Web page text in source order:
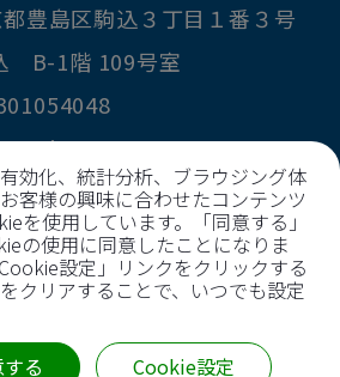
豊島区駒込３丁目１番３号
B-1階 109号室
Huai I Precision Technology
効化、統計分析、ブラウジング体
客様の興味に合わせたコンテンツ
を使用しています。「同意する」
の使用に同意したことになりま
設定」リンクをクリックする
クリアすることで、いつでも設定
る
Cookie設定